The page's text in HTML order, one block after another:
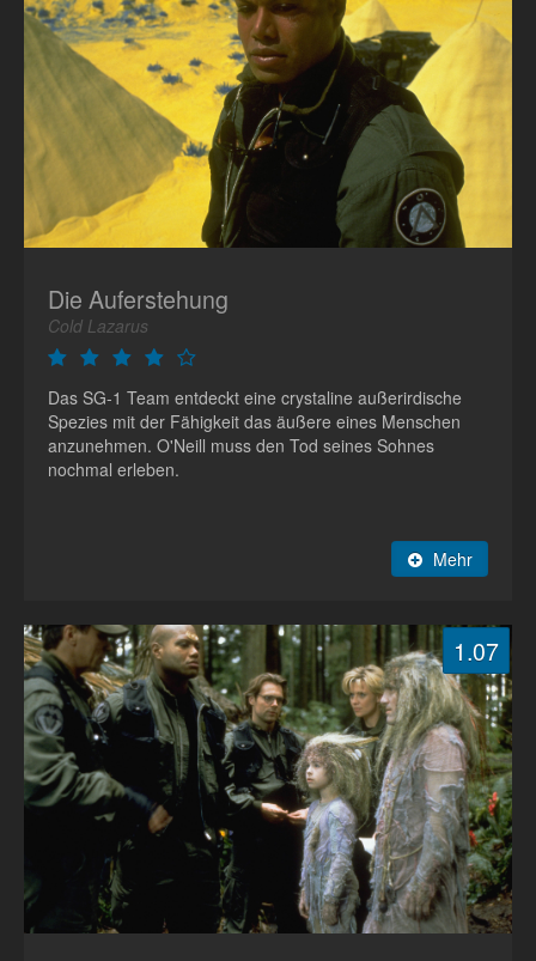
Die Auferstehung
Cold Lazarus
Das SG-1 Team entdeckt eine crystaline außerirdische
Spezies mit der Fähigkeit das äußere eines Menschen
anzunehmen. O'Neill muss den Tod seines Sohnes
nochmal erleben.
Mehr
1.07